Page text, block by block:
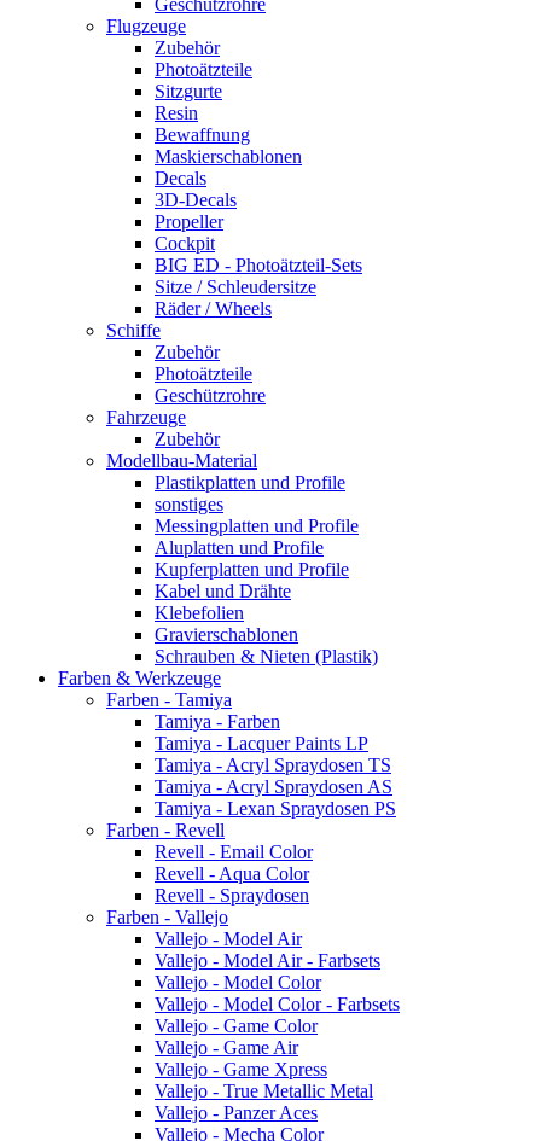
Geschützrohre
Flugzeuge
Zubehör
Photoätzteile
Sitzgurte
Resin
Bewaffnung
Maskierschablonen
Decals
3D-Decals
Propeller
Cockpit
BIG ED - Photoätzteil-Sets
Sitze / Schleudersitze
Räder / Wheels
Schiffe
Zubehör
Photoätzteile
Geschützrohre
Fahrzeuge
Zubehör
Modellbau-Material
Plastikplatten und Profile
sonstiges
Messingplatten und Profile
Aluplatten und Profile
Kupferplatten und Profile
Kabel und Drähte
Klebefolien
Gravierschablonen
Schrauben & Nieten (Plastik)
Farben & Werkzeuge
Farben - Tamiya
Tamiya - Farben
Tamiya - Lacquer Paints LP
Tamiya - Acryl Spraydosen TS
Tamiya - Acryl Spraydosen AS
Tamiya - Lexan Spraydosen PS
Farben - Revell
Revell - Email Color
Revell - Aqua Color
Revell - Spraydosen
Farben - Vallejo
Vallejo - Model Air
Vallejo - Model Air - Farbsets
Vallejo - Model Color
Vallejo - Model Color - Farbsets
Vallejo - Game Color
Vallejo - Game Air
Vallejo - Game Xpress
Vallejo - True Metallic Metal
Vallejo - Panzer Aces
Vallejo - Mecha Color